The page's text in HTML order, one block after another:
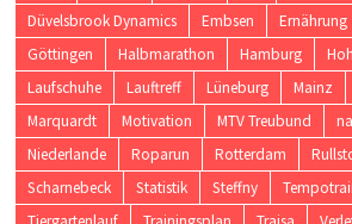
Düvelsbrook Dynamics
Embsen Ernährung
Göttingen
Halbmarathon Hamburg
Laufschuhe
Lauftreff Lüneburg Mainz
Marquardt
Motivation MTV Treubund
Niederlande
Roparun Rotterdam
Scharnebeck
Statistik Steffny